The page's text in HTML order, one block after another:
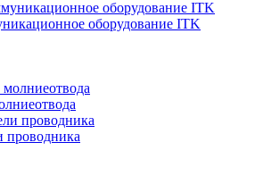
оборудование ITK
проводника